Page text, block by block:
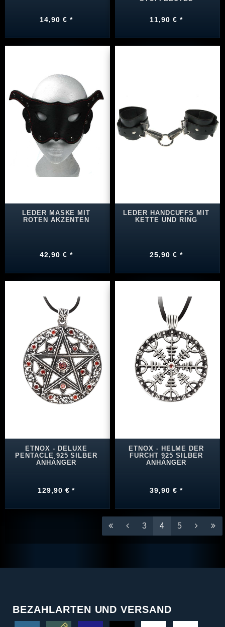
14,90 € * 11,90 € *
LEDER MASKE MIT
ROTEN AKZENTEN
42,90 € *
LEDER HANDCUFFS MIT
KETTE UND RING
25,90 € *
ETNOX - DELUXE
PENTACLE 925 SILBER
ANHÄNGER
129,90 € *
ETNOX - HELME DER
FURCHT 925 SILBER
ANHÄNGER
39,90 € *
3 4 5
BEZAHLARTEN UND VERSAND